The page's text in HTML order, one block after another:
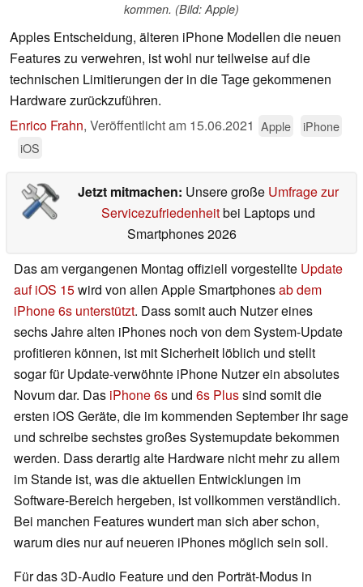
kommen. (Bild: Apple)
Apples Entscheidung, älteren iPhone Modellen die neuen
Features zu verwehren, ist wohl nur teilweise auf die
technischen Limitierungen der in die Tage gekommenen
Hardware zurückzuführen.
Enrico Frahn, Veröffentlicht am 15.06.2021 Apple
iPhone
iOS
Jetzt mitmachen: Unsere große Umfrage zur
Servicezufriedenheitbei Laptops und
Smartphones 2026
Das am vergangenen Montag offiziell vorgestellte Update
auf iOS 15wird von allen Apple Smartphonesab dem
iPhone 6s unterstützt. Dass somit auch Nutzer eines
sechs Jahre alten iPhones noch von dem System-Update
profitieren können, ist mit Sicherheit löblich und stellt
sogar für Update-verwöhnte iPhone Nutzer ein absolutes
Novum dar. Das iPhone 6s und 6s Plussind somit die
ersten iOS Geräte, die im kommenden September ihr sage
und schreibe sechstes großes Systemupdate bekommen
werden. Dass derartig alte Hardware nicht mehr zu allem
im Stande ist, was die aktuellen Entwicklungen im
Software-Bereich hergeben, ist vollkommen verständlich.
Bei manchen Features wundert man sich aber schon,
warum dies nur auf neueren iPhones möglich sein soll.
Für das 3D-Audio Feature und den Porträt-Modus in